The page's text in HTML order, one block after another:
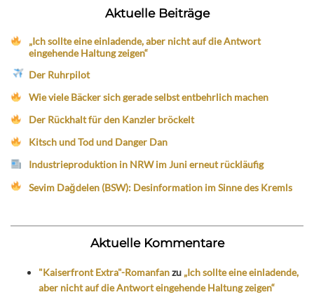
Aktuelle Beiträge
„Ich sollte eine einladende, aber nicht auf die Antwort
eingehende Haltung zeigen“
Der Ruhrpilot
Wie viele Bäcker sich gerade selbst entbehrlich machen
Der Rückhalt für den Kanzler bröckelt
Kitsch und Tod und Danger Dan
Industrieproduktion in NRW im Juni erneut rückläufig
Sevim Dağdelen (BSW): Desinformation im Sinne des Kremls
Aktuelle Kommentare
"Kaiserfront Extra"-Romanfanzu „Ich sollte eine einladende,
aber nicht auf die Antwort eingehende Haltung zeigen“